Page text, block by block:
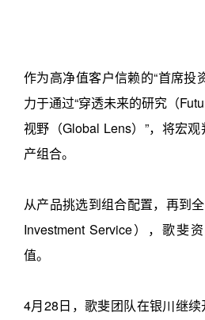
作为高净值客户信赖的“首席投
力于通过“穿透未来的研究（
视野（Global Lens）”，将宏
产组合。
从产品挑选到组合配置，再到
Investment Service），歌斐
值。
4月28日，歌斐团队在银川继